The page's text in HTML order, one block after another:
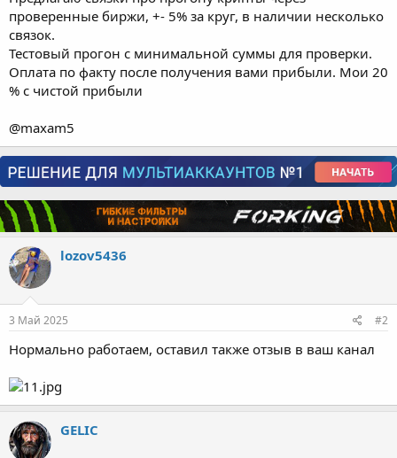
т
ь
с
ы
проверенные биржи, +- 5% за круг, в наличии несколько
связок.
Тестовый прогон с минимальной суммы для проверки.
Оплата по факту после получения вами прибыли. Мои 20
% с чистой прибыли
@maxam5
lozov5436
3 Май 2025 #2
Нормально работаем, оставил также отзыв в ваш канал
GELIC